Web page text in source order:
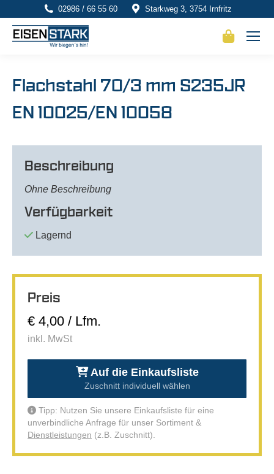
02986 / 66 55 60 Starkweg 3, 3754 Irnfritz
Flachstahl 70/3 mm S235JR
EN 10025/EN 10058
Beschreibung
Ohne Beschreibung
Verfügbarkeit
Lagernd
Preis
€ 4,00 / Lfm.
inkl. MwSt
Auf die Einkaufsliste
Zuschnitt individuell wählen
Tipp: Nutzen Sie unsere Einkaufsliste für eine
unverbindliche Anfrage für unser Sortiment &
Dienstleistungen (z.B. Zuschnitt).